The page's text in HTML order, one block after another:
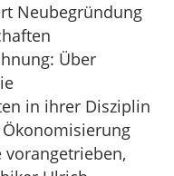
Neubegründung
Über
in ihrer Disziplin
vorangetrieben,